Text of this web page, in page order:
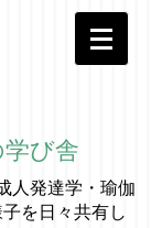
び舎
人発達学・ 瑜伽
を日々共有し